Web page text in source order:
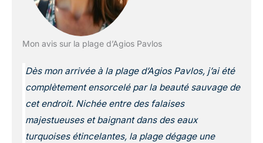
Mon avis sur la plage d’Agios Pavlos
Dès mon arrivée à la plage d’Agios Pavlos, j’ai été
complètement ensorcelé par la beauté sauvage de
cet endroit. Nichée entre des falaises
majestueuses et baignant dans des eaux
turquoises étincelantes, la plage dégage une